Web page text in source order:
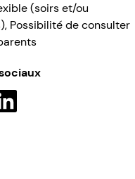
(soirs et/ou
Possibilité de consulter